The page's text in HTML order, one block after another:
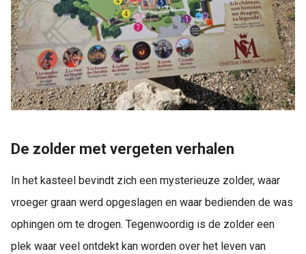
De zolder met vergeten verhalen
In het kasteel bevindt zich een mysterieuze zolder, waar
vroeger graan werd opgeslagen en waar bedienden de was
ophingen om te drogen. Tegenwoordig is de zolder een
plek waar veel ontdekt kan worden over het leven van